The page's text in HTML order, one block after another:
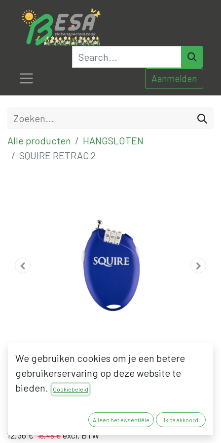
Aanmelden
Alle producten
HANGSLOTEN
SQUIRE RETRAC 2
SQUIRE RETRAC 2
12,36€ 16,48€ excl. BTW
We gebruiken cookies om je een betere
gebruikerservaring op deze website te
bieden.
Cookiebeleid
Alleen het essentiële Ik ga akkoord